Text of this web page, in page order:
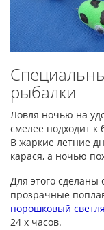
рыбалки
Ловля ночью на
смелее подходит к
В жаркие летние
карася, а ночью
Для этого
прозрачные
порошковый
24 х часов.